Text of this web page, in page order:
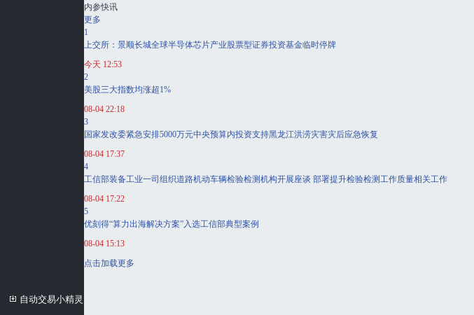
自动交易小精灵
内参快讯
更多
1
上交所：景顺长城全球半导体芯片产业股票型证券投资基金临时停牌
今天 12:53
2
美股三大指数均涨超1%
08-04 22:18
3
国家发改委紧急安排5000万元中央预算内投资支持黑龙江洪涝灾害灾后应急恢复
08-04 17:37
4
工信部装备工业一司组织道路机动车辆检验检测机构开展座谈 部署提升检验检测工作质量相关工作
08-04 17:22
5
优刻得“算力出海解决方案”入选工信部典型案例
08-04 15:13
点击加载更多